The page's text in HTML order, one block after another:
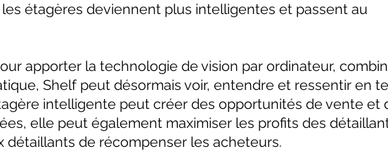
étagères deviennent plus intelligentes et passent au
apporter la technologie de vision par ordinateur,
Shelf peut désormais voir, entendre et ressentir en
intelligente peut créer des opportunités de vente et
elle peut également maximiser les profits des
détaillants de récompenser les acheteurs.